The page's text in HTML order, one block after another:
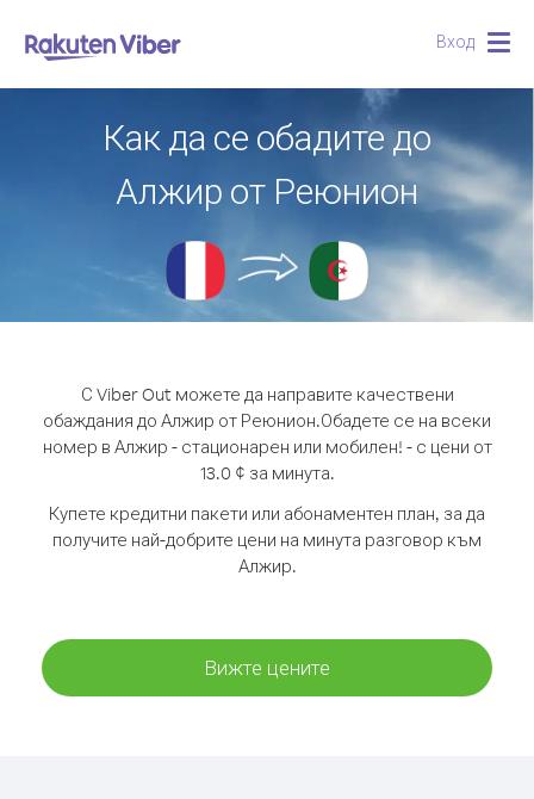
Вход
Как да се обадите до
Алжир от Реюнион
С Viber Out можете да направите качествени
обаждания до Алжир от Реюнион.Обадете се на всеки
номер в Алжир - стационарен или мобилен! - с цени от
13.0 ¢ за минута.
Купете кредитни пакети или абонаментен план, за да
получите най-добрите цени на минута разговор към
Алжир.
Вижте цените